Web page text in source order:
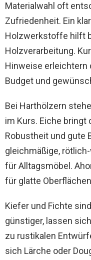
Materialwahl oft
Zufriedenheit. Ein
Holzwerkstoffe hilft
Holzverarbeitung.
Hinweise erleichtern
Budget und
Bei Harthölzern
im Kurs. Eiche bringt
Robustheit und gute
gleichmäßige,
für Alltagsmöbel.
für glatte
Kiefer und Fichte
günstiger, lassen
zu rustikalen
sich Lärche oder